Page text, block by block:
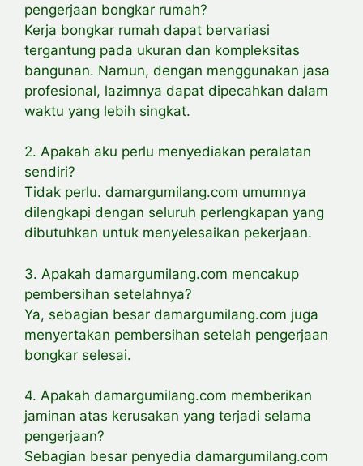
pengerjaan bongkar rumah?
Kerja bongkar rumah dapat bervariasi
tergantung pada ukuran dan kompleksitas
bangunan. Namun, dengan menggunakan jasa
profesional, lazimnya dapat dipecahkan dalam
waktu yang lebih singkat.
2. Apakah aku perlu menyediakan peralatan
sendiri?
Tidak perlu. damargumilang.com umumnya
dilengkapi dengan seluruh perlengkapan yang
dibutuhkan untuk menyelesaikan pekerjaan.
3. Apakah damargumilang.com mencakup
pembersihan setelahnya?
Ya, sebagian besar damargumilang.com juga
menyertakan pembersihan setelah pengerjaan
bongkar selesai.
4. Apakah damargumilang.com memberikan
jaminan atas kerusakan yang terjadi selama
pengerjaan?
Sebagian besar penyedia damargumilang.com